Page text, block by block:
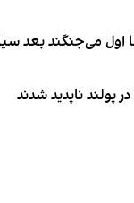
اول می‌جنگند بعد
پولند ناپدید شدند